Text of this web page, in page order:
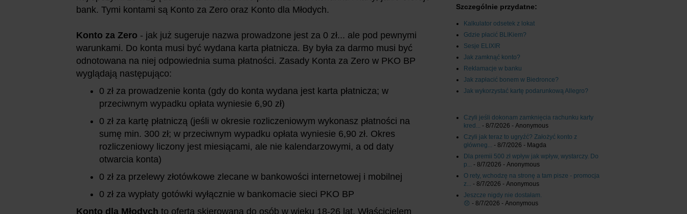
bank. Tymi kontami są Konto za Zero oraz Konto dla Młodych.
Konto za Zero - jak już sugeruje nazwa prowadzone jest za 0 zł... ale pod pewnymi
warunkami. Do konta musi być wydana karta płatnicza. By była za darmo musi być
odnotowana na niej odpowiednia suma płatności. Zasady Konta za Zero w PKO BP
wyglądają następująco:
0 zł za prowadzenie konta (gdy do konta wydana jest karta płatnicza; w
przeciwnym wypadku opłata wyniesie 6,90 zł)
0 zł za kartę płatniczą (jeśli w okresie rozliczeniowym wykonasz płatności na
sumę min. 300 zł; w przeciwnym wypadku opłata wyniesie 6,90 zł. Okres
rozliczeniowy liczony jest miesiącami, ale nie kalendarzowymi, a od daty
otwarcia konta)
0 zł za przelewy złotówkowe zlecane w bankowości internetowej i mobilnej
0 zł za wypłaty gotówki wyłącznie w bankomacie sieci PKO BP
Konto dla Młodych to oferta skierowana do osób w wieku 18-26 lat. Właścicielem
Szczególnie przydatne:
Kalkulator odsetek z lokat
Gdzie płacić BLIKiem?
Sesje ELIXIR
Jak zamknąć konto?
Reklamacje w banku
Jak zapłacić bonem w Biedronce?
Jak wykorzystać kartę podarunkową Allegro?
Czyli jeśli dokonam zamknięcia rachunku karty
kred... - 8/7/2026 - Anonymous
Czyli jak teraz to ugryźć? Założyć konto z
główneg... - 8/7/2026 - Magda
Dla premii 500 zł wpływ jak wpływ, wystarczy. Do
p... - 8/7/2026 - Anonymous
O rety, wchodzę na stronę a tam pisze - promocja
z... - 8/7/2026 - Anonymous
Jeszcze nigdy nie dostałam.
😞 - 8/7/2026 - Anonymous